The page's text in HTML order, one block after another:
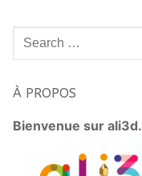
Rechercher
À PROPOS
Bienvenue sur ali3d.